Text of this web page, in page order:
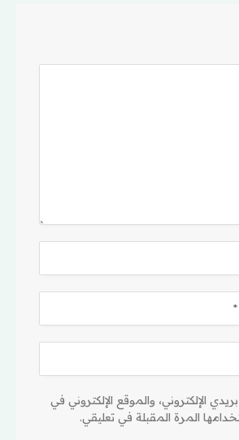
الإلكتروني، والموقع الإلكتروني في
المرة المقبلة في تعليقي.